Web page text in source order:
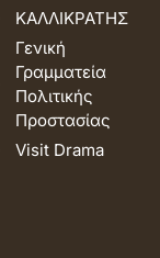
ΚΑΛΛΙΚΡΑΤΗΣ
Γενική
Γραμματεία
Πολιτικής
Προστασίας
Visit Drama